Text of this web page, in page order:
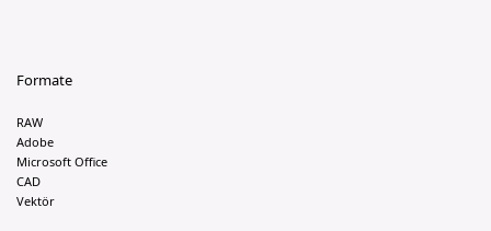
Formate
RAW
Adobe
Microsoft Office
CAD
Vektör